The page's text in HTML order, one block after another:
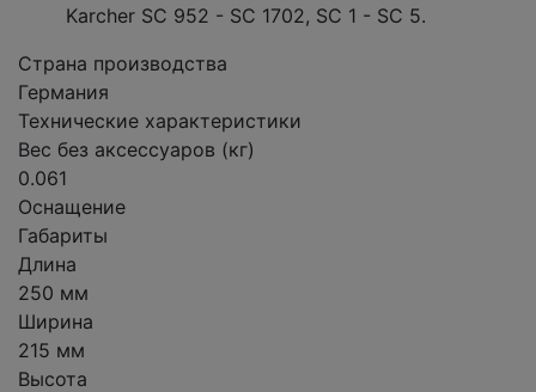
Karcher SC 952 - SC 1702, SC 1 - SC 5.
Страна производства
Германия
Технические характеристики
Вес без аксессуаров (кг)
0.061
Оснащение
Габариты
Длина
250 мм
Ширина
215 мм
Высота